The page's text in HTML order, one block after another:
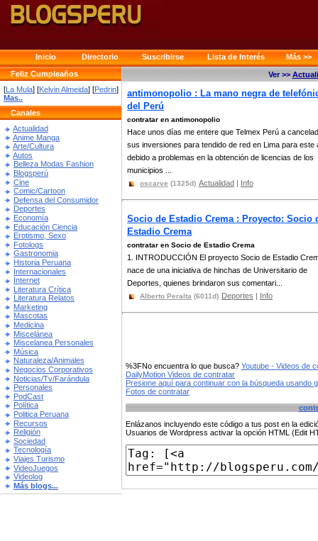
Inicio Directorio Suscribirse Lista de Interés
Más >>
Feliz Cumpleaños
[La Mula] [Kelvin Almeida] [Pedrin]
Mas..
Canales
Actualidad
Anime Manga
Arte/Cultura
Autos
Belleza Modas Fashion
Blogsperú
Cine
Comic/Cartoon
Defensa del Consumidor
Deportes
Economía
Educación Ciencia
Erotismo, Sexo
Fotologs
Gastronomia
Historia Peruana
Internacionales
Internet
Literatura Crítica
Literatura Relatos
Marketing
Mascotas
Medicina
Miscelánea
Miscelanea Personales
Música
Naturaleza/Animales
Negocios Corporativos
Noticias/Tv/Farándula
Personales
PodCast
Política
Politica Peruana
Recursos
Religión
Sociedad
Tecnología
Viajes Turismo
VideoJuegos
Videolog
Más blogs...
Ver >>
antimonopolio : La mano negra de
del Perú
contratar en antimonopolio
Hace unos días me entere que Telmex Perú a
sus inversiones para tendido de red en Lima para este
debido a problemas en la obtención de licencias de los
municipios ...
oscarve (1325d) Actualidad | Info
Socio de Estadio Crema : Proyecto: Socio
Estadio Crema
contratar en Socio de Estadio Crema
1. INTRODUCCIÓN El proyecto Socio de Estadio
nace de una iniciativa de hinchas de Universitario de
Deportes, quienes brindaron sus comentari...
Alberto Peralta (6011d) Deportes | Info
%3FNo encuentra lo que busca? Youtube - Videos de
DailyMotion Videos de contratar
Presione aquí para continuar con la búsqueda usando
Fotos de contratar
Enlázanos incluyendo este código a tus post en la
Usuarios de Wordpress activar la opción HTML (Edit